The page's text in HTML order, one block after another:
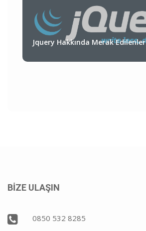
Jquery Hakkında Merak Edilenler
BİZE ULAŞIN
0850 532 8285